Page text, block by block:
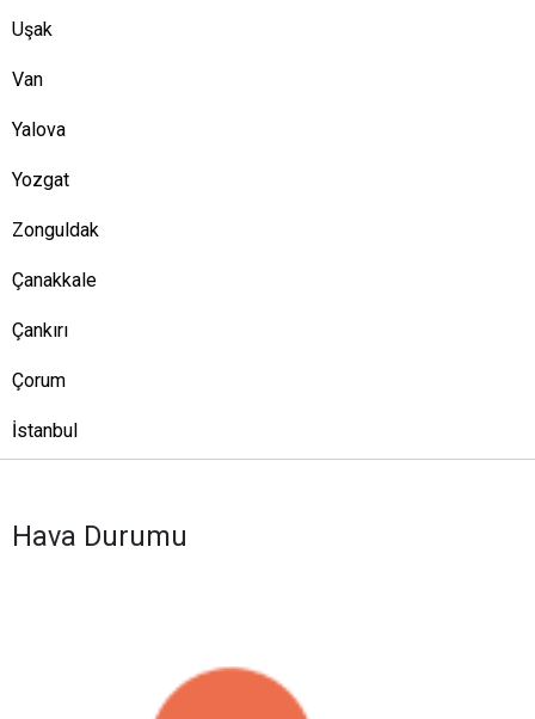
Uşak
Van
Yalova
Yozgat
Zonguldak
Çanakkale
Çankırı
Çorum
İstanbul
Hava Durumu